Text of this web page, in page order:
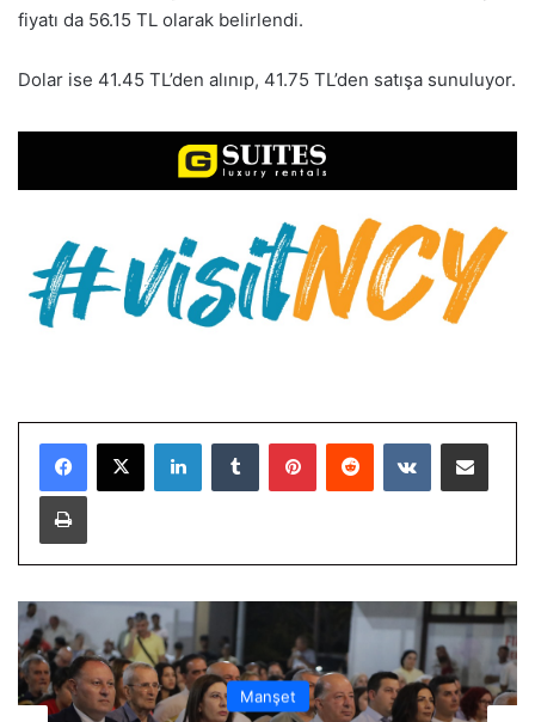
fiyatı da 56.15 TL olarak belirlendi.
Dolar ise 41.45 TL’den alınıp, 41.75 TL’den satışa sunuluyor.
LinkedInTumblr PinterestReddit VKontakteE-Posta ile paylaş
Yazdır
Manşet